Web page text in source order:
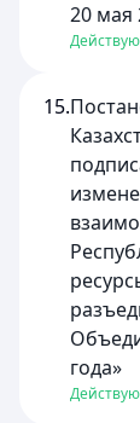
20 мая
15.
года»